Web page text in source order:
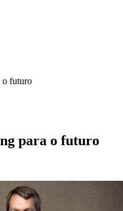
o futuro
para o futuro